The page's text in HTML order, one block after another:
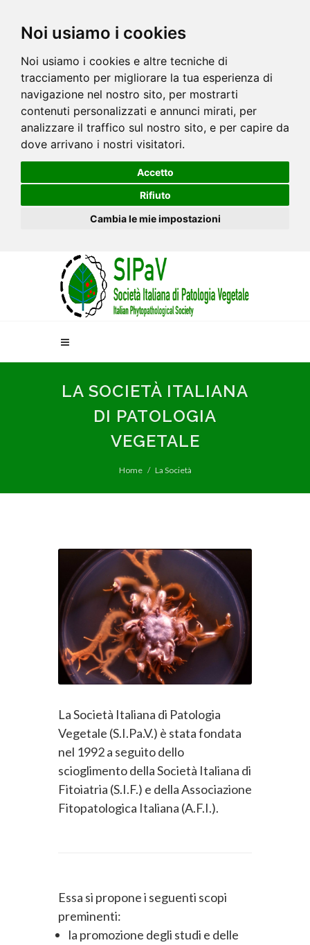
Noi usiamo i cookies
Noi usiamo i cookies e altre tecniche di
tracciamento per migliorare la tua esperienza di
navigazione nel nostro sito, per mostrarti
contenuti personalizzati e annunci mirati, per
analizzare il traffico sul nostro sito, e per capire da
dove arrivano i nostri visitatori.
Accetto
Rifiuto
Cambia le mie impostazioni
LA SOCIETÀ ITALIANA
DI PATOLOGIA
VEGETALE
Home La Società
La Società Italiana di Patologia
Vegetale (S.I.Pa.V.) è stata fondata
nel 1992 a seguito dello
scioglimento della Società Italiana di
Fitoiatria (S.I.F.) e della Associazione
Fitopatologica Italiana (A.F.I.).
Essa si propone i seguenti scopi
preminenti:
la promozione degli studi e delle